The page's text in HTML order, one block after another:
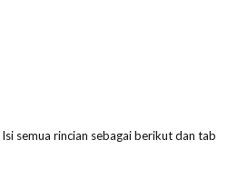
semua rincian sebagai berikut dan tab